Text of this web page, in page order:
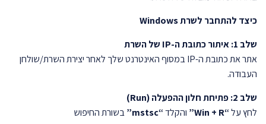
כיצד להתחבר לשרת Windows
שלב 1: איתור כתובת ה-IP של השרת
אתר את כתובת ה-IP במסוף האינטרנט שלך לאחר יצירת השרת/שולחן
העבודה.
שלב 2: פתיחת חלון ההפעלה (Run)
לחץ על“Win + R” והקלד“mstsc” בשורת החיפוש